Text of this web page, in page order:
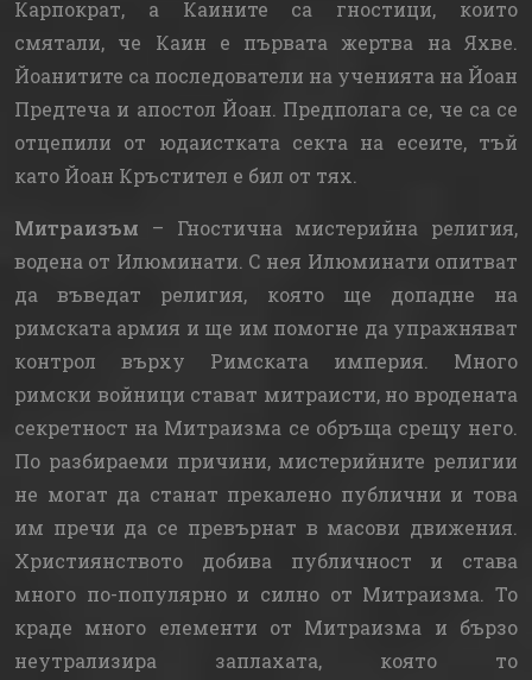
Карпократ, а Каините са гностици, които
смятали, че Каин е първата жертва на Яхве.
Йоанитите са последователи на ученията на Йоан
Предтеча и апостол Йоан. Предполага се, че са се
отцепили от юдаистката секта на есеите, тъй
като Йоан Кръстител е бил от тях.
Митраизъм – Гностична мистерийна религия,
водена от Илюминати. С нея Илюминати опитват
да въведат религия, която ще допадне на
римската армия и ще им помогне да упражняват
контрол върху Римската империя. Много
римски войници стават митраисти, но вродената
секретност на Митраизма се обръща срещу него.
По разбираеми причини, мистерийните религии
не могат да станат прекалено публични и това
им пречи да се превърнат в масови движения.
Християнството добива публичност и става
много по-популярно и силно от Митраизма. То
краде много елементи от Митраизма и бързо
неутрализира заплахата, която то